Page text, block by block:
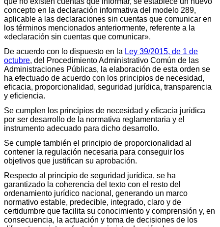
concepto en la declaración informativa del modelo 289,
aplicable a las declaraciones sin cuentas que comunicar en
los términos mencionados anteriormente, referente a la
«declaración sin cuentas que comunicar».
De acuerdo con lo dispuesto en la Ley 39/2015, de 1 de
octubre, del Procedimiento Administrativo Común de las
Administraciones Públicas, la elaboración de esta orden se
ha efectuado de acuerdo con los principios de necesidad,
eficacia, proporcionalidad, seguridad jurídica, transparencia
y eficiencia.
Se cumplen los principios de necesidad y eficacia jurídica
por ser desarrollo de la normativa reglamentaria y el
instrumento adecuado para dicho desarrollo.
Se cumple también el principio de proporcionalidad al
contener la regulación necesaria para conseguir los
objetivos que justifican su aprobación.
Respecto al principio de seguridad jurídica, se ha
garantizado la coherencia del texto con el resto del
ordenamiento jurídico nacional, generando un marco
normativo estable, predecible, integrado, claro y de
certidumbre que facilita su conocimiento y comprensión y, en
consecuencia, la actuación y toma de decisiones de los